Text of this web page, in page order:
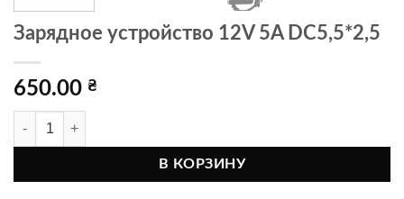
Зарядное устройство 12V 5A DC5,5*2,5
650.00 ₴
Количество товара Зарядное устройство 12V 5A DC5,5*2,5
В КОРЗИНУ